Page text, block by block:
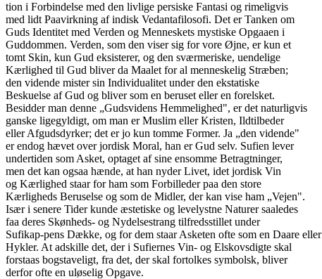
tion i Forbindelse med den livlige persiske Fantasi og rimeligvis
med lidt Paavirkning af indisk Vedantafilosofi. Det er Tanken om
Guds Identitet med Verden og Menneskets mystiske Opgaaen i
Guddommen. Verden, som den viser sig for vore Øjne, er kun et
tomt Skin, kun Gud eksisterer, og den sværmeriske, uendelige
Kærlighed til Gud bliver da Maalet for al menneskelig Stræben;
den vidende mister sin Individualitet under den ekstatiske
Beskuelse af Gud og bliver som en beruset eller en forelsket.
Besidder man denne „Gudsvidens Hemmelighed", er det naturligvis
ganske ligegyldigt, om man er Muslim eller Kristen, Ildtilbeder
eller Afgudsdyrker; det er jo kun tomme Former. Ja „den vidende"
er endog hævet over jordisk Moral, han er Gud selv. Sufien lever
undertiden som Asket, optaget af sine ensomme Betragtninger,
men det kan ogsaa hænde, at han nyder Livet, idet jordisk Vin
og Kærlighed staar for ham som Forbilleder paa den store
Kærligheds Beruselse og som de Midler, der kan vise ham „Vejen".
Især i senere Tider kunde æstetiske og levelystne Naturer saaledes
faa deres Skønheds- og Nydelsestrang tilfredsstillet under
Sufikap-pens Dække, og for dem staar Asketen ofte som en Daare eller
Hykler. At adskille det, der i Sufiernes Vin- og Elskovsdigte skal
forstaas bogstaveligt, fra det, der skal fortolkes symbolsk, bliver
derfor ofte en uløselig Opgave.